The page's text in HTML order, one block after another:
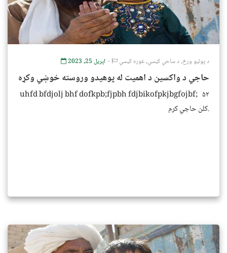
اپریل 25, 2023 د پولیو ورځ,د ساحې کیسې,غوره کیسې
حاجي د واکسین د اهمیت له پوهیدو وروسته خوښي وکړه
uhfd bfdjolj bhf dofkpb;fjpbh fdjbikofpkjbgfojbf; ۵۲
کلن حاجي کرم.